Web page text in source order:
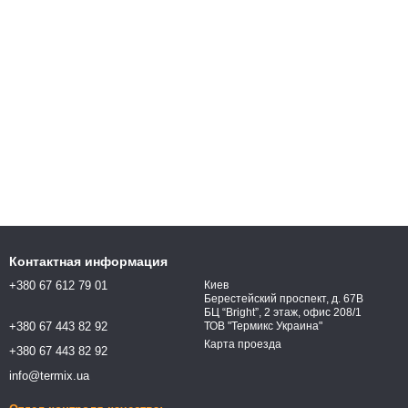
Контактная информация
+380 67 612 79 01
+380 67 443 82 92
+380 67 443 82 92
info@termix.ua
Киев
Берестейский проспект, д. 67В
БЦ “Bright”, 2 этаж, офис 208/1
ТОВ "Термикс Украина"
Карта проезда